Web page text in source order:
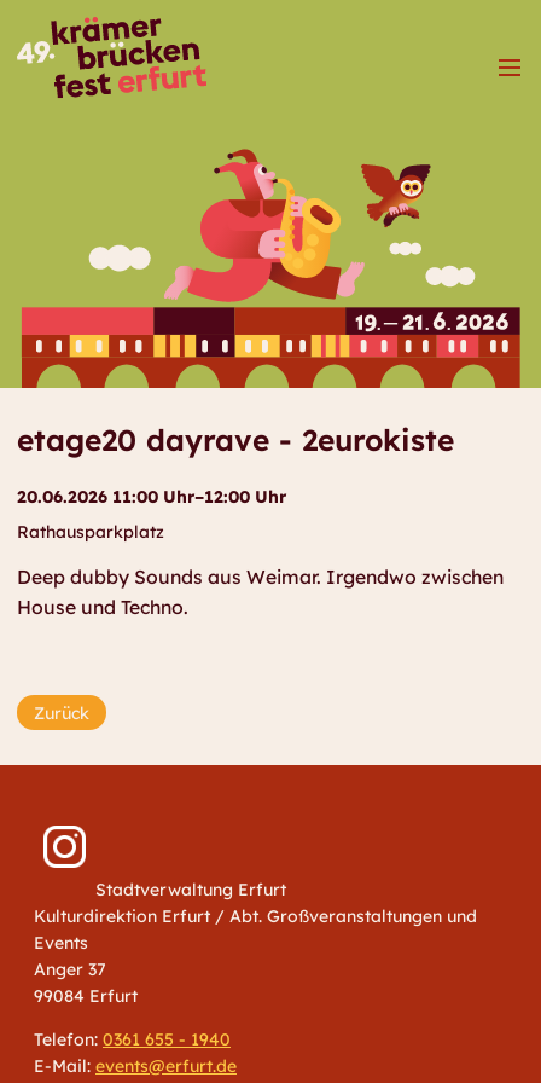
Menü
etage20 dayrave - 2eurokiste
20.06.2026 11:00 Uhr–12:00 Uhr
Rathausparkplatz
Deep dubby Sounds aus Weimar. Irgendwo zwischen
House und Techno.
Zurück
Stadtverwaltung Erfurt
Kulturdirektion Erfurt / Abt. Großveranstaltungen und
Events
Anger 37
99084 Erfurt
Telefon: 0361 655 - 1940
E-Mail: events@erfurt.de